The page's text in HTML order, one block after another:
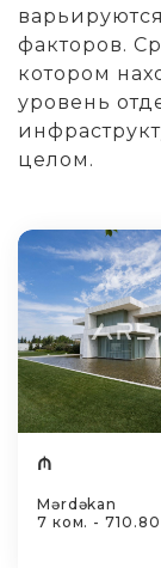
факторов.
котором
уровень
целом.
₼
Mərdəkan
7 ком. -